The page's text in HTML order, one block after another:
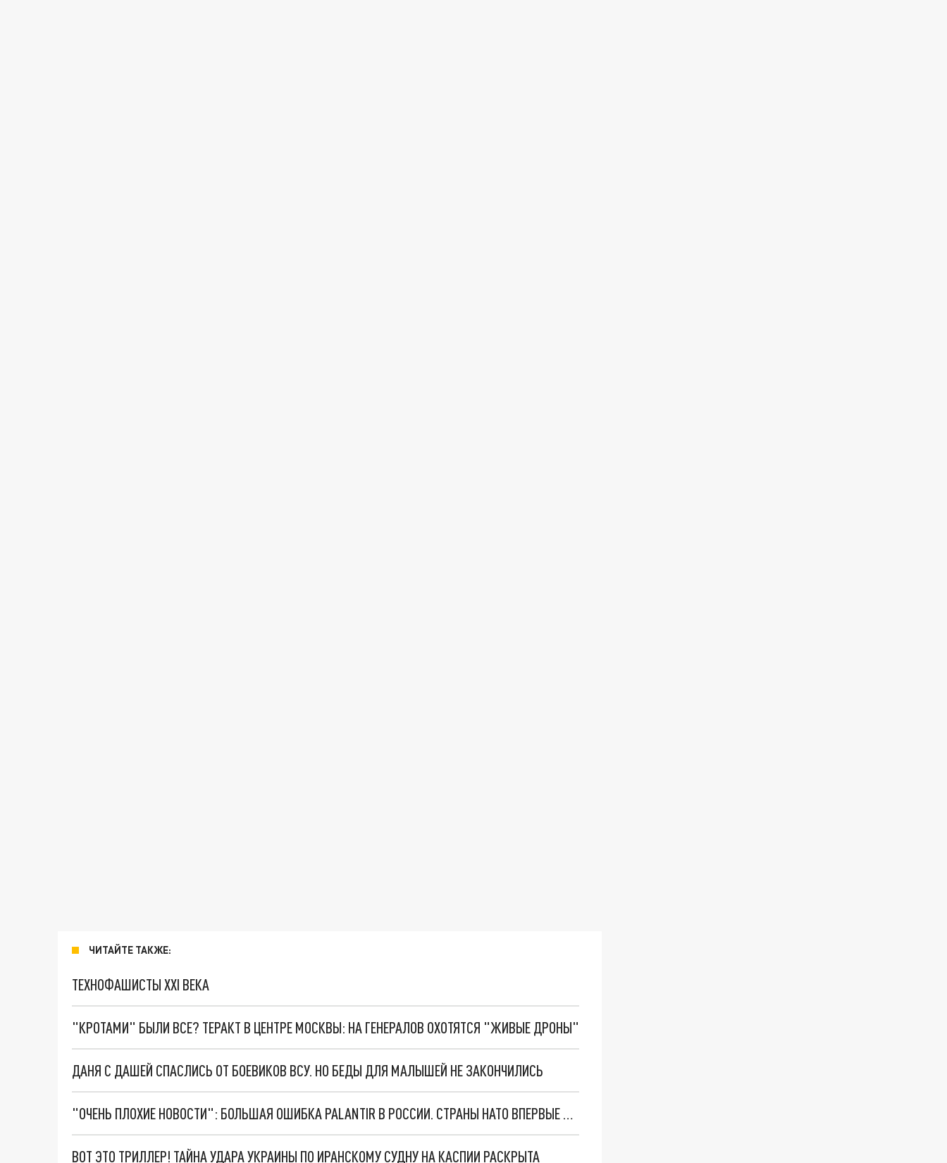
ЧИТАЙТЕ ТАКЖЕ:
ТЕХНОФАШИСТЫ XXI ВЕКА
"КРОТАМИ" БЫЛИ ВСЕ? ТЕРАКТ В ЦЕНТРЕ МОСКВЫ: НА ГЕНЕРАЛОВ ОХОТЯТСЯ "ЖИВЫЕ ДРОНЫ"
ДАНЯ С ДАШЕЙ СПАСЛИСЬ ОТ БОЕВИКОВ ВСУ. НО БЕДЫ ДЛЯ МАЛЫШЕЙ НЕ ЗАКОНЧИЛИСЬ
"ОЧЕНЬ ПЛОХИЕ НОВОСТИ": БОЛЬШАЯ ОШИБКА PALANTIR В РОССИИ. СТРАНЫ НАТО ВПЕРВЫЕ ЗА СВО ОСТАНОВИЛИ ПОСТАВКИ ОРУЖИЯ. ВСУ ТЕРЯЮТ ПРИГРАНИЧЬЕ?
ВОТ ЭТО ТРИЛЛЕР! ТАЙНА УДАРА УКРАИНЫ ПО ИРАНСКОМУ СУДНУ НА КАСПИИ РАСКРЫТА